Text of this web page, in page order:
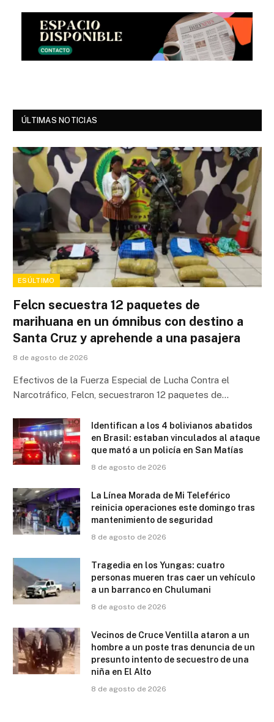
ÚLTIMAS NOTICIAS
ESÚLTIMO
Felcn secuestra 12 paquetes de
marihuana en un ómnibus con destino a
Santa Cruz y aprehende a una pasajera
8 de agosto de 2026
Efectivos de la Fuerza Especial de Lucha Contra el
Narcotráfico, Felcn, secuestraron 12 paquetes de…
Identifican a los 4 bolivianos abatidos
en Brasil: estaban vinculados al ataque
que mató a un policía en San Matías
8 de agosto de 2026
La Línea Morada de Mi Teleférico
reinicia operaciones este domingo tras
mantenimiento de seguridad
8 de agosto de 2026
Tragedia en los Yungas: cuatro
personas mueren tras caer un vehículo
a un barranco en Chulumani
8 de agosto de 2026
Vecinos de Cruce Ventilla ataron a un
hombre a un poste tras denuncia de un
presunto intento de secuestro de una
niña en El Alto
8 de agosto de 2026